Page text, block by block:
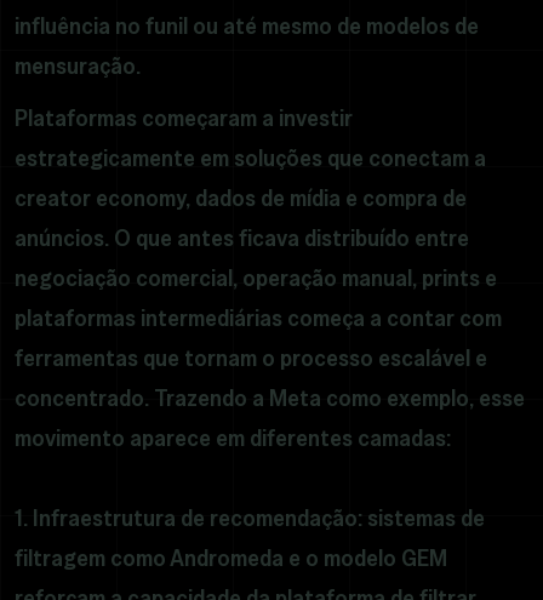
influência no funil ou até mesmo de modelos de
mensuração.
Plataformas começaram a investir
estrategicamente em soluções que conectam a
creator economy, dados de mídia e compra de
anúncios. O que antes ficava distribuído entre
negociação comercial, operação manual, prints e
plataformas intermediárias começa a contar com
ferramentas que tornam o processo escalável e
concentrado. Trazendo a Meta como exemplo, esse
movimento aparece em diferentes camadas:
1. Infraestrutura de recomendação: sistemas de
filtragem como Andromeda e o modelo GEM